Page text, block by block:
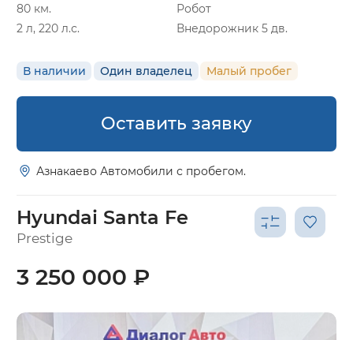
80 км.
Робот
2 л, 220 л.с.
Внедорожник 5 дв.
В наличии Один владелец Малый пробег
Оставить заявку
Азнакаево Автомобили с пробегом.
Hyundai Santa Fe
Prestige
3 250 000 ₽